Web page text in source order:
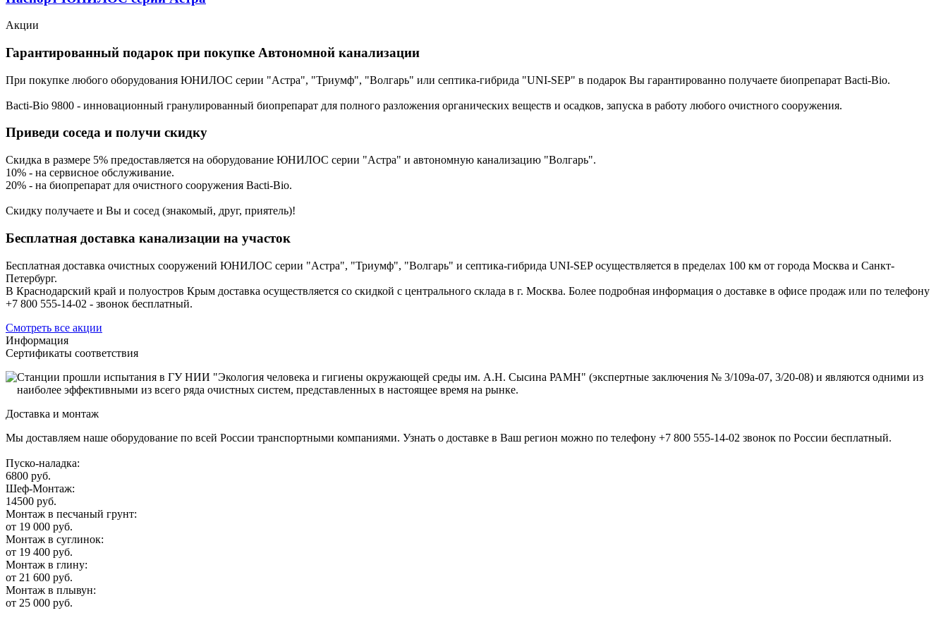
Акции
Гарантированный подарок при покупке Автономной канализации
При покупке любого оборудования ЮНИЛОС серии "Астра", "Триумф", "Волгарь" или септика-гибрида "UNI-SEP" в подарок Вы гарантированно получаете биопрепарат Bacti-Bio.
Bacti-Bio 9800 - инновационный гранулированный биопрепарат для полного разложения органических веществ и осадков, запуска в работу любого очистного сооружения.
Приведи соседа и получи скидку
Скидка в размере 5% предоставляется на оборудование ЮНИЛОС серии "Астра" и автономную канализацию "Волгарь".
10% - на сервисное обслуживание.
20% - на биопрепарат для очистного сооружения Bacti-Bio.
Скидку получаете и Вы и сосед (знакомый, друг, приятель)!
Бесплатная доставка канализации на участок
Бесплатная доставка очистных сооружений ЮНИЛОС серии "Астра", "Триумф", "Волгарь" и септика-гибрида UNI-SEP осуществляется в пределах 100 км от города Москва и Санкт-
Петербург.
В Краснодарский край и полуостров Крым доставка осуществляется со скидкой с центрального склада в г. Москва. Более подробная информация о доставке в офисе продаж или по телефону
+7 800 555-14-02 - звонок бесплатный.
Смотреть все акции
Информация
Сертификаты соответствия
Станции прошли испытания в ГУ НИИ "Экология человека и гигиены окружающей среды им. А.Н. Сыcина РАМН" (экспертные заключения № 3/109а-07, 3/20-08) и являются одними из
наиболее эффективными из всего ряда очистных систем, представленных в настоящее время на рынке.
Доставка и монтаж
Мы доставляем наше оборудование по всей России транспортными компаниями. Узнать о доставке в Ваш регион можно по телефону +7 800 555-14-02 звонок по России бесплатный.
Пуско-наладка:
6800 руб.
Шеф-Монтаж:
14500 руб.
Монтаж в песчаный грунт:
от 19 000 руб.
Монтаж в суглинок:
от 19 400 руб.
Монтаж в глину:
от 21 600 руб.
Монтаж в плывун:
от 25 000 руб.